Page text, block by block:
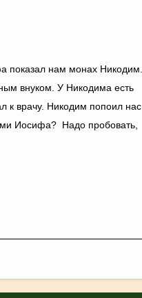
показал нам монах Никодим.
внуком. У Никодима есть
к врачу. Никодим попоил нас
Иосифа? Надо пробовать,